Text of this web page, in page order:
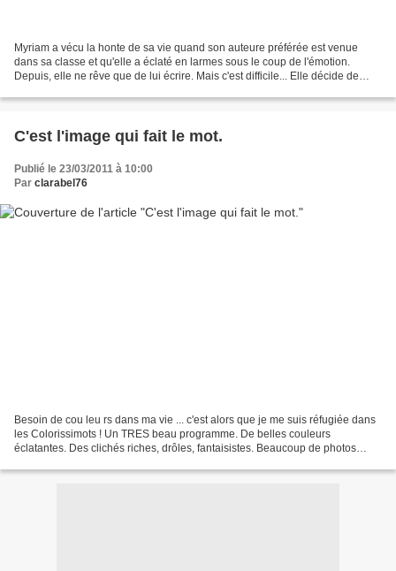
Myriam a vécu la honte de sa vie quand son auteure préférée est venue
dans sa classe et qu'elle a éclaté en larmes sous le coup de l'émotion.
Depuis, elle ne rêve que de lui écrire. Mais c'est difficile... Elle décide de
C'est l'image qui fait le mot.
Publié le 23/03/2011 à 10:00
Par clarabel76
Besoin de cou leu rs dans ma vie ... c'est alors que je me suis réfugiée dans
les Colorissimots ! Un TRES beau programme. De belles couleurs
éclatantes. Des clichés riches, drôles, fantaisistes. Beaucoup de photos